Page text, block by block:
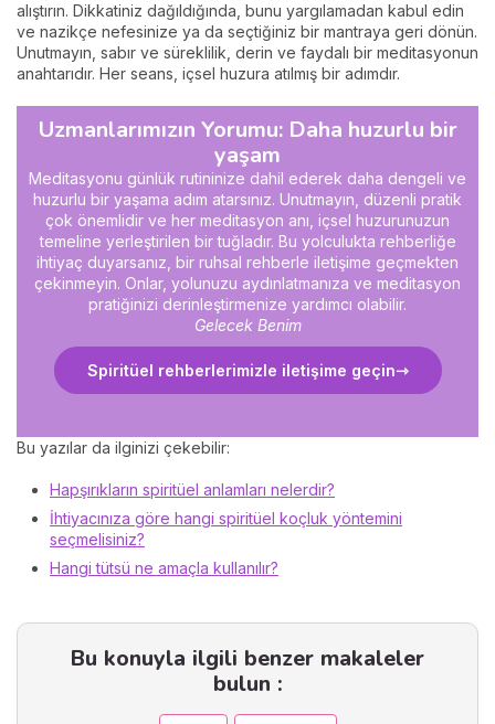
alıştırın. Dikkatiniz dağıldığında, bunu yargılamadan kabul edin
ve nazikçe nefesinize ya da seçtiğiniz bir mantraya geri dönün.
Unutmayın, sabır ve süreklilik, derin ve faydalı bir meditasyonun
anahtarıdır. Her seans, içsel huzura atılmış bir adımdır.
Uzmanlarımızın Yorumu: Daha huzurlu bir
yaşam
Meditasyonu günlük rutininize dahil ederek daha dengeli ve
huzurlu bir yaşama adım atarsınız. Unutmayın, düzenli pratik
çok önemlidir ve her meditasyon anı, içsel huzurunuzun
temeline yerleştirilen bir tuğladır. Bu yolculukta rehberliğe
ihtiyaç duyarsanız, bir ruhsal rehberle iletişime geçmekten
çekinmeyin. Onlar, yolunuzu aydınlatmanıza ve meditasyon
pratiğinizi derinleştirmenize yardımcı olabilir.
Gelecek Benim
Spiritüel rehberlerimizle iletişime geçin
Bu yazılar da ilginizi çekebilir:
Hapşırıkların spiritüel anlamları nelerdir?
İhtiyacınıza göre hangi spiritüel koçluk yöntemini
seçmelisiniz?
Hangi tütsü ne amaçla kullanılır?
Bu konuyla ilgili benzer makaleler
bulun :